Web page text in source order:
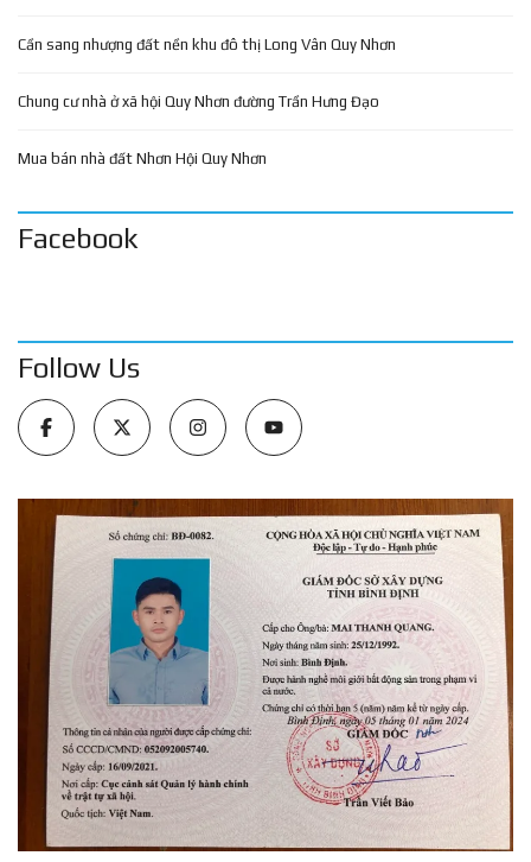
Cần sang nhượng đất nền khu đô thị Long Vân Quy Nhơn
Chung cư nhà ở xã hội Quy Nhơn đường Trần Hưng Đạo
Mua bán nhà đất Nhơn Hội Quy Nhơn
Facebook
Follow Us